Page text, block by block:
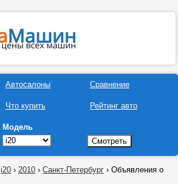
Автосалоны
Что купить
Сравнение
Рейтинг авто
Модель
i20 › 2010 › Санкт-Петербург › Объявления о